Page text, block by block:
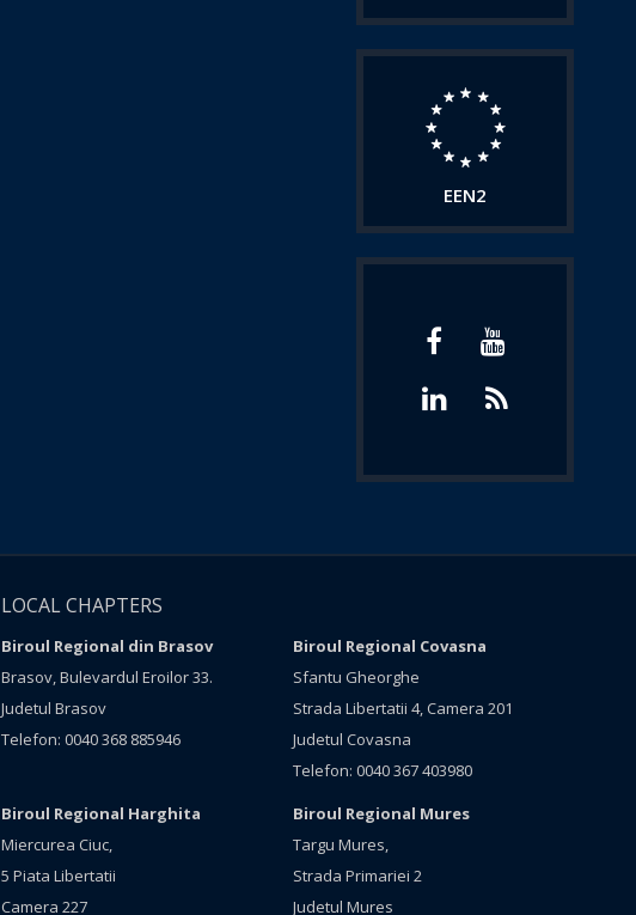
EEN2
LOCAL CHAPTERS
Biroul Regional din Brasov
Brasov, Bulevardul Eroilor 33.
Judetul Brasov
Telefon: 0040 368 885946
Biroul Regional Covasna
Sfantu Gheorghe
Strada Libertatii 4, Camera 201
Judetul Covasna
Telefon: 0040 367 403980
Biroul Regional Harghita
Miercurea Ciuc,
5 Piata Libertatii
Camera 227
Biroul Regional Mures
Targu Mures,
Strada Primariei 2
Judetul Mures